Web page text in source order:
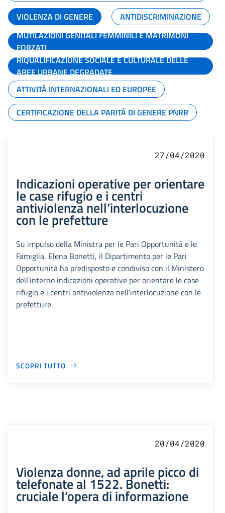
VIOLENZA DI GENERE
ANTIDISCRIMINAZIONE
MUTILAZIONI GENITALI FEMMINILI E MATRIMONI
FORZATI
RIQUALIFICAZIONE SOCIALE E CULTURALE DELLE
AREE URBANE DEGRADATE
ATTIVITÀ INTERNAZIONALI ED EUROPEE
CERTIFICAZIONE DELLA PARITÀ DI GENERE PNRR
27/04/2020
Indicazioni operative per orientare
le case rifugio e i centri
antiviolenza nell’interlocuzione
con le prefetture
Su impulso della Ministra per le Pari Opportunità e le
Famiglia, Elena Bonetti, il Dipartimento per le Pari
Opportunità ha predisposto e condiviso con il Ministero
dell’interno indicazioni operative per orientare le case
rifugio e i centri antiviolenza nell’interlocuzione con le
prefetture.
SCOPRI TUTTO
20/04/2020
Violenza donne, ad aprile picco di
telefonate al 1522. Bonetti:
cruciale l’opera di informazione